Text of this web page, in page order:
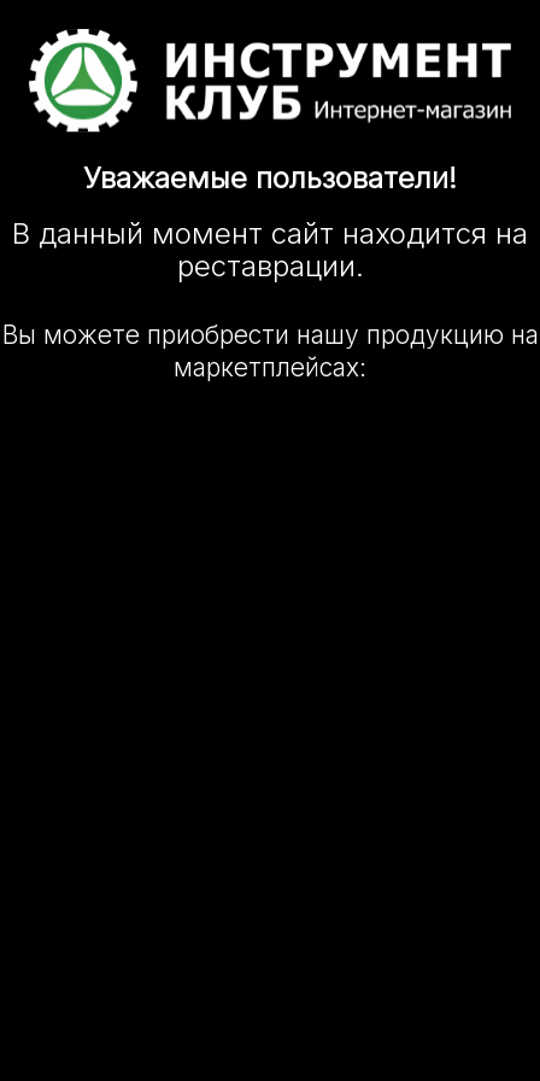
Уважаемые пользователи!
В данный момент сайт находится на
реставрации.
Вы можете приобрести нашу продукцию на
маркетплейсах: